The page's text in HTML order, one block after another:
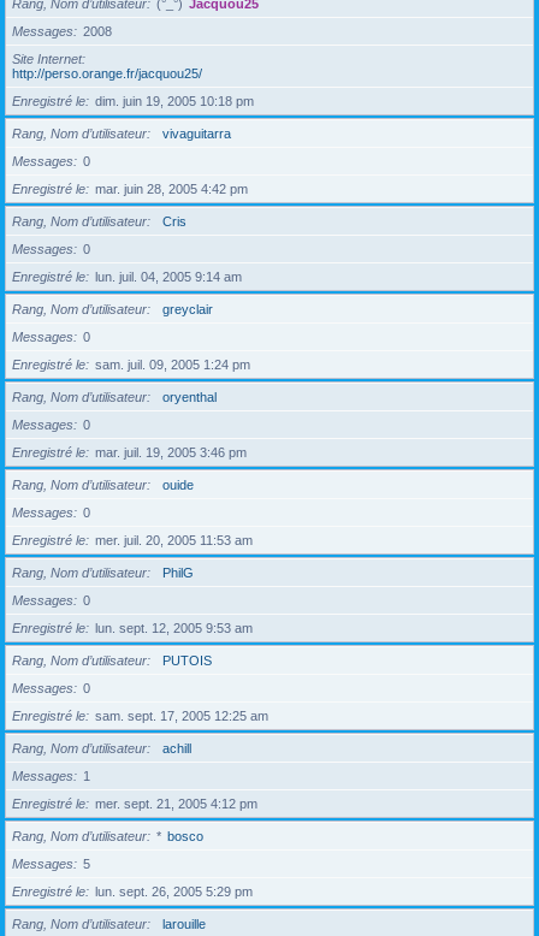
Rang, Nom d’utilisateur (°_°) Jacquou25
Messages
2008
Site Internet
http://perso.orange.fr/jacquou25/
Enregistré le
dim. juin 19, 2005 10:18 pm
Rang, Nom d’utilisateur
vivaguitarra
Messages
0
Enregistré le
mar. juin 28, 2005 4:42 pm
Rang, Nom d’utilisateur
Cris
Messages
0
Enregistré le
lun. juil. 04, 2005 9:14 am
Rang, Nom d’utilisateur
greyclair
Messages
0
Enregistré le
sam. juil. 09, 2005 1:24 pm
Rang, Nom d’utilisateur
oryenthal
Messages
0
Enregistré le
mar. juil. 19, 2005 3:46 pm
Rang, Nom d’utilisateur
ouide
Messages
0
Enregistré le
mer. juil. 20, 2005 11:53 am
Rang, Nom d’utilisateur
PhilG
Messages
0
Enregistré le
lun. sept. 12, 2005 9:53 am
Rang, Nom d’utilisateur
PUTOIS
Messages
0
Enregistré le
sam. sept. 17, 2005 12:25 am
Rang, Nom d’utilisateur
achill
Messages
1
Enregistré le
mer. sept. 21, 2005 4:12 pm
Rang, Nom d’utilisateur * bosco
Messages
5
Enregistré le
lun. sept. 26, 2005 5:29 pm
Rang, Nom d’utilisateur
larouille